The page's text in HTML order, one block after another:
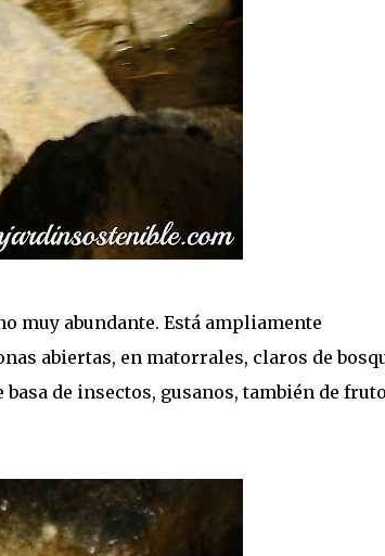
muy abundante. Está ampliamente
abiertas, en matorrales, claros de
de insectos, gusanos, también de